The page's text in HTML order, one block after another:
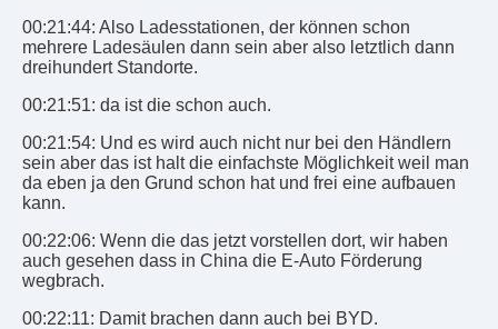
00:21:44: Also Ladesstationen, der können schon
mehrere Ladesäulen dann sein aber also letztlich dann
dreihundert Standorte.
00:21:51: da ist die schon auch.
00:21:54: Und es wird auch nicht nur bei den Händlern
sein aber das ist halt die einfachste Möglichkeit weil man
da eben ja den Grund schon hat und frei eine aufbauen
kann.
00:22:06: Wenn die das jetzt vorstellen dort, wir haben
auch gesehen dass in China die E-Auto Förderung
wegbrach.
00:22:11: Damit brachen dann auch bei BYD.